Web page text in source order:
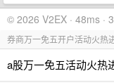
© 2026 V2EX · 48ms ·
券商万一免五开户活动火热
a股万一免五活动火热